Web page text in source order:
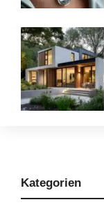
Kategorien